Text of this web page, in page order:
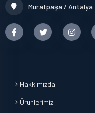
Muratpaşa / Antalya
Hakkımızda
Ürünlerimiz